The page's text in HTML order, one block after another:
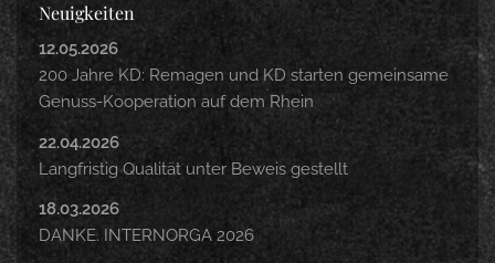
Neuigkeiten
12.05.2026
200 Jahre KD: Remagen und KD starten gemeinsame
Genuss-Kooperation auf dem Rhein
22.04.2026
Langfristig Qualität unter Beweis gestellt
18.03.2026
DANKE. INTERNORGA 2026